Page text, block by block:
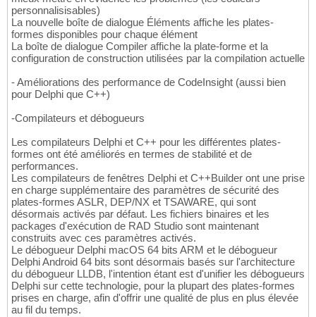
personnalisisables)
La nouvelle boîte de dialogue Éléments affiche les plates-
formes disponibles pour chaque élément
La boîte de dialogue Compiler affiche la plate-forme et la
configuration de construction utilisées par la compilation actuelle
- Améliorations des performance de CodeInsight (aussi bien
pour Delphi que C++)
-Compilateurs et débogueurs
Les compilateurs Delphi et C++ pour les différentes plates-
formes ont été améliorés en termes de stabilité et de
performances.
Les compilateurs de fenêtres Delphi et C++Builder ont une prise
en charge supplémentaire des paramètres de sécurité des
plates-formes ASLR, DEP/NX et TSAWARE, qui sont
désormais activés par défaut. Les fichiers binaires et les
packages d'exécution de RAD Studio sont maintenant
construits avec ces paramètres activés.
Le débogueur Delphi macOS 64 bits ARM et le débogueur
Delphi Android 64 bits sont désormais basés sur l'architecture
du débogueur LLDB, l'intention étant est d'unifier les débogueurs
Delphi sur cette technologie, pour la plupart des plates-formes
prises en charge, afin d'offrir une qualité de plus en plus élevée
au fil du temps.